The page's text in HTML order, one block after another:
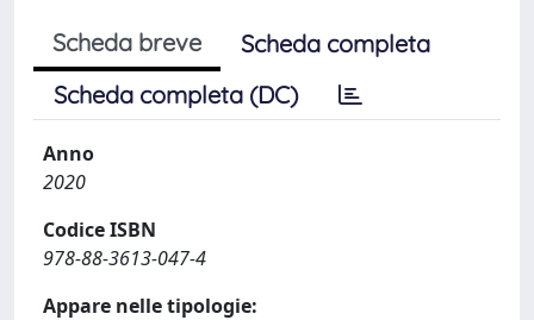
Scheda breve
Scheda completa
Scheda completa (DC)
Anno
2020
Codice ISBN
978-88-3613-047-4
Appare nelle tipologie: